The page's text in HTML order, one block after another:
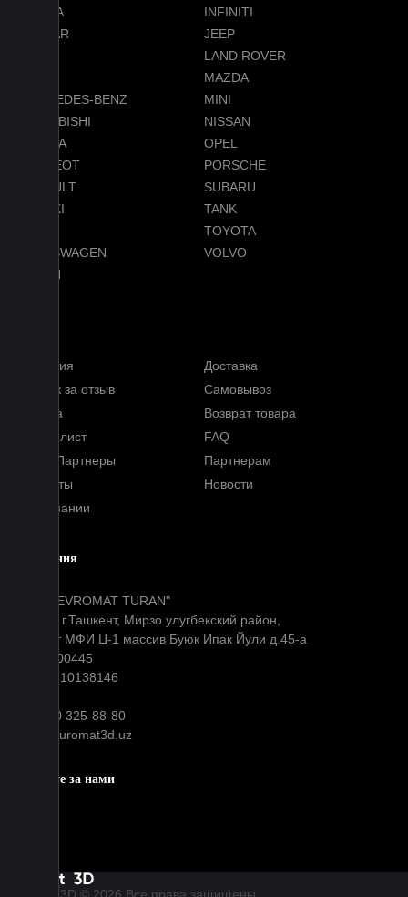
HONDA
INFINITI
JAGUAR
JEEP
LAND ROVER
MAZDA
MERCEDES-BENZ
MINI
MITSUBISHI
NISSAN
OMODA
OPEL
PEUGEOT
PORSCHE
RENAULT
SUBARU
SUZUKI
TANK
TOYOTA
VOLKSWAGEN
VOLVO
VOYAH
Гарантия
Доставка
Кэшбэк за отзыв
Самовывоз
Оплата
Возврат товара
Прайс-лист
FAQ
Наши Партнеры
Партнерам
Контакты
Новости
О компании
Компания
ООО "EVROMAT TURAN"
Адрес: г.Ташкент, Мирзо улугбекский район,
Окибат МФИ Ц-1 массив Буюк Ипак Йули д.45-а
МФО: 00445
ИНН: 310138146
+99890 325-88-80
info@euromat3d.uz
Следите за нами